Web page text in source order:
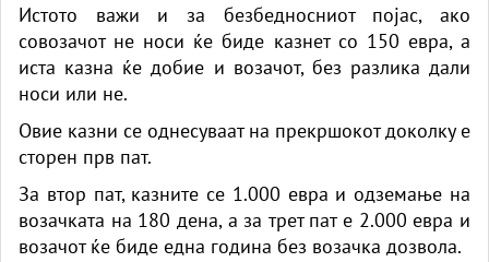
Истото важи и за безбедносниот појас, ако
совозачот не носи ќе биде казнет со 150 евра, а
иста казна ќе добие и возачот, без разлика дали
носи или не.
Овие казни се однесуваат на прекршокот доколку е
сторен прв пат.
За втор пат, казните се 1.000 евра и одземање на
возачката на 180 дена, а за трет пат е 2.000 евра и
возачот ќе биде една година без возачка дозвола.